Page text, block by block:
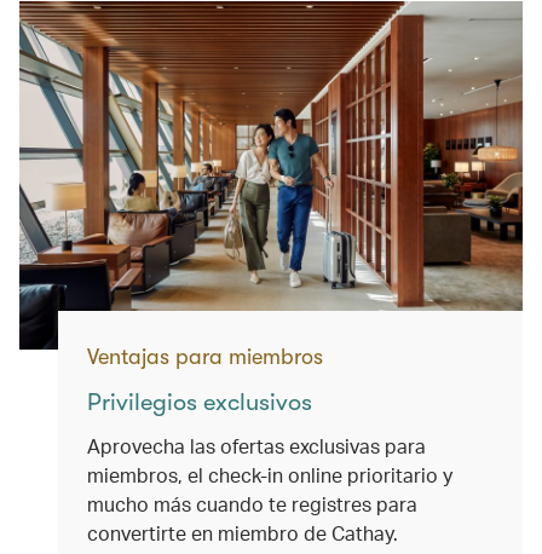
Ventajas para miembros
Privilegios exclusivos
Aprovecha las ofertas exclusivas para
miembros, el check-in online prioritario y
mucho más cuando te registres para
convertirte en miembro de Cathay.